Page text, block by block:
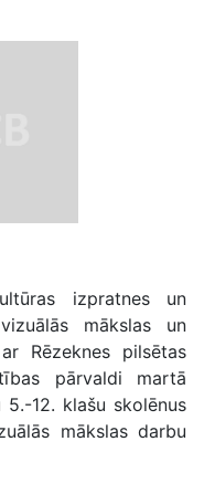
izpratnes un
mākslas un
Rēzeknes pilsētas
pārvaldi martā
12. klašu skolēnus
mākslas darbu